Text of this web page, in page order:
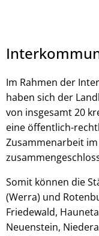
Im Rahmen der
haben sich der
von insgesamt 20
eine öffentlich-
Zusammenarbeit
Somit können die
(Werra) und
Friedewald,
Neuenstein,